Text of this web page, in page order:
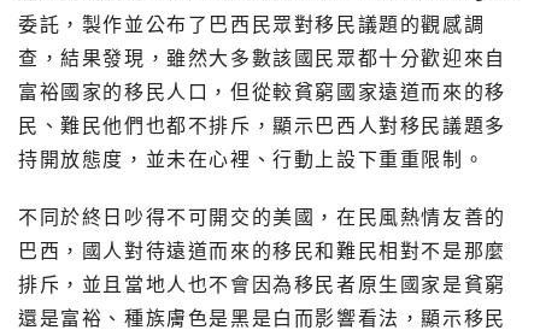
委託，製作並公布了巴西民眾對移民議題的觀感調
查，結果發現，雖然大多數該國民眾都十分歡迎來自
富裕國家的移民人口，但從較貧窮國家遠道而來的移
民、難民他們也都不排斥，顯示巴西人對移民議題多
持開放態度，並未在心裡、行動上設下重重限制。
不同於終日吵得不可開交的美國，在民風熱情友善的
巴西，國人對待遠道而來的移民和難民相對不是那麼
排斥，並且當地人也不會因為移民者原生國家是貧窮
還是富裕、種族膚色是黑是白而影響看法，顯示移民